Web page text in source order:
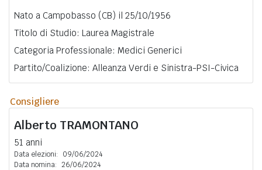
Nato a Campobasso (CB) il 25/10/1956
Titolo di Studio: Laurea Magistrale
Categoria Professionale: Medici Generici
Partito/Coalizione: Alleanza Verdi e Sinistra-PSI-Civica
Consigliere
Alberto TRAMONTANO
51 anni
Data elezioni:
09/06/2024
Data nomina: 26/06/2024